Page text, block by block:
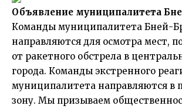
Объявление муниципалитета
Команды муниципалитета Бней-
направляются для осмотра мест,
от ракетного обстрела в
города. Команды экстренного
муниципалитета направляются в
зону. Мы призываем